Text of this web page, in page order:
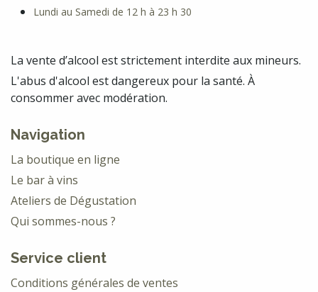
Lundi au Samedi de 12 h à 23 h 30
La vente d’alcool est strictement interdite aux mineurs.
L'abus d'alcool est dangereux pour la santé. À
consommer avec modération.
Navigation
La boutique en ligne
Le bar à vins
Ateliers de Dégustation
Qui sommes-nous ?
Service client
Conditions générales de ventes